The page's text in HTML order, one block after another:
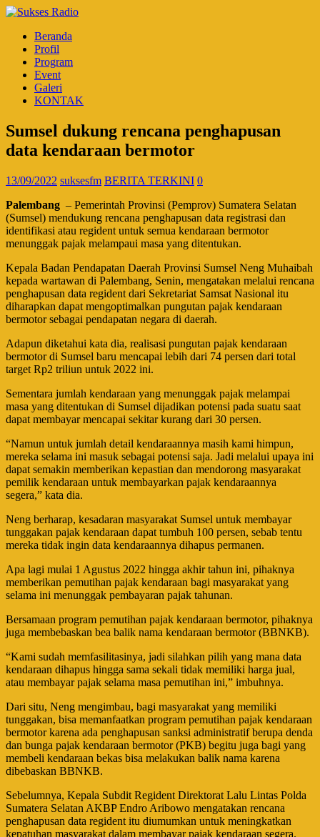
Beranda
Profil
Program
Event
Galeri
KONTAK
Sumsel dukung rencana penghapusan
data kendaraan bermotor
13/09/2022 suksesfm BERITA TERKINI 0
Palembang – Pemerintah Provinsi (Pemprov) Sumatera Selatan
(Sumsel) mendukung rencana penghapusan data registrasi dan
identifikasi atau regident untuk semua kendaraan bermotor
menunggak pajak melampaui masa yang ditentukan.
Kepala Badan Pendapatan Daerah Provinsi Sumsel Neng Muhaibah
kepada wartawan di Palembang, Senin, mengatakan melalui rencana
penghapusan data regident dari Sekretariat Samsat Nasional itu
diharapkan dapat mengoptimalkan pungutan pajak kendaraan
bermotor sebagai pendapatan negara di daerah.
Adapun diketahui kata dia, realisasi pungutan pajak kendaraan
bermotor di Sumsel baru mencapai lebih dari 74 persen dari total
target Rp2 triliun untuk 2022 ini.
Sementara jumlah kendaraan yang menunggak pajak melampai
masa yang ditentukan di Sumsel dijadikan potensi pada suatu saat
dapat membayar mencapai sekitar kurang dari 30 persen.
“Namun untuk jumlah detail kendaraannya masih kami himpun,
mereka selama ini masuk sebagai potensi saja. Jadi melalui upaya ini
dapat semakin memberikan kepastian dan mendorong masyarakat
pemilik kendaraan untuk membayarkan pajak kendaraannya
segera,” kata dia.
Neng berharap, kesadaran masyarakat Sumsel untuk membayar
tunggakan pajak kendaraan dapat tumbuh 100 persen, sebab tentu
mereka tidak ingin data kendaraannya dihapus permanen.
Apa lagi mulai 1 Agustus 2022 hingga akhir tahun ini, pihaknya
memberikan pemutihan pajak kendaraan bagi masyarakat yang
selama ini menunggak pembayaran pajak tahunan.
Bersamaan program pemutihan pajak kendaraan bermotor, pihaknya
juga membebaskan bea balik nama kendaraan bermotor (BBNKB).
“Kami sudah memfasilitasinya, jadi silahkan pilih yang mana data
kendaraan dihapus hingga sama sekali tidak memiliki harga jual,
atau membayar pajak selama masa pemutihan ini,” imbuhnya.
Dari situ, Neng mengimbau, bagi masyarakat yang memiliki
tunggakan, bisa memanfaatkan program pemutihan pajak kendaraan
bermotor karena ada penghapusan sanksi administratif berupa denda
dan bunga pajak kendaraan bermotor (PKB) begitu juga bagi yang
membeli kendaraan bekas bisa melakukan balik nama karena
dibebaskan BBNKB.
Sebelumnya, Kepala Subdit Regident Direktorat Lalu Lintas Polda
Sumatera Selatan AKBP Endro Aribowo mengatakan rencana
penghapusan data regident itu diumumkan untuk meningkatkan
kepatuhan masyarakat dalam membayar pajak kendaraan segera.